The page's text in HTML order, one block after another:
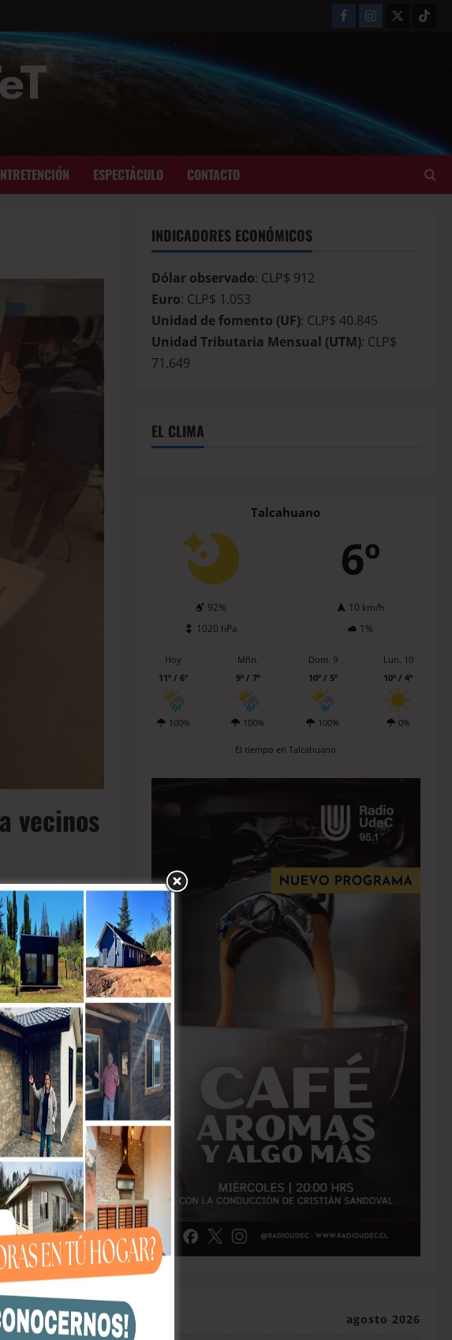
ESPECTÁCULO CONTACTO
vecinos
INDICADORES ECONÓMICOS
Dólar observado: CLP$ 912
Euro: CLP$ 1.053
Unidad de fomento (UF): CLP$ 40.845
Unidad Tributaria Mensual (UTM): CLP$
71.649
EL CLIMA
Talcahuano
6º
92%
10 km/h
1020 hPa
1%
Hoy
11º / 6º
100%
Mñn.
9º / 7º
100%
Dom. 9
10º / 5º
100%
Lun. 10
10º / 4º
0%
El tiempo en Talcahuano
agosto 2026